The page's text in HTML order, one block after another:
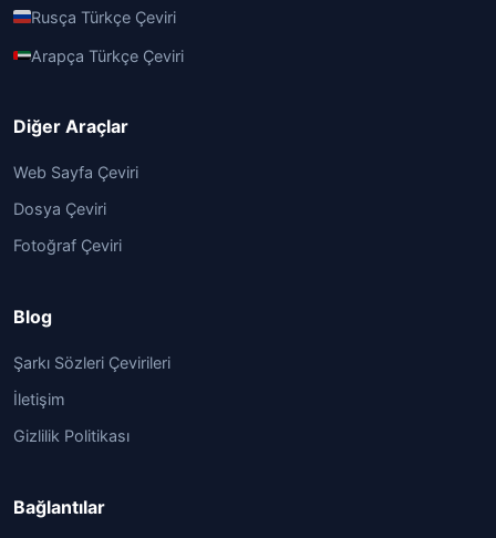
Rusça Türkçe Çeviri
Arapça Türkçe Çeviri
Diğer Araçlar
Web Sayfa Çeviri
Dosya Çeviri
Fotoğraf Çeviri
Blog
Şarkı Sözleri Çevirileri
İletişim
Gizlilik Politikası
Bağlantılar